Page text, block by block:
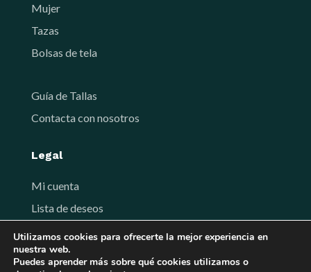
Mujer
Tazas
Bolsas de tela
Guía de Tallas
Contacta con nosotros
Legal
Mi cuenta
Lista de deseos
Política de privacidad
Utilizamos cookies para ofrecerte la mejor experiencia en
nuestra web.
Puedes aprender más sobre qué cookies utilizamos o